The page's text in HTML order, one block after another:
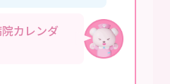
カレンダ